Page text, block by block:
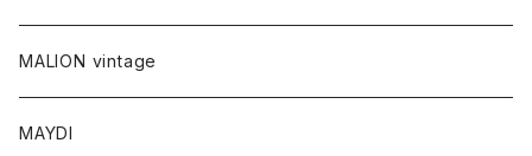
MALION vintage
MAYDI